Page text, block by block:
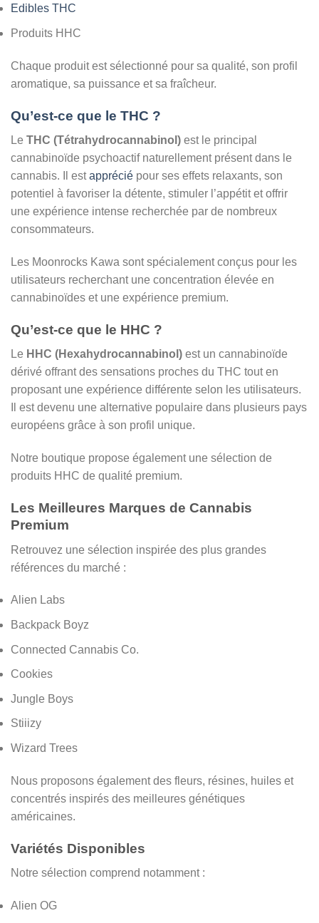
Edibles THC
Produits HHC
Chaque produit est sélectionné pour sa qualité, son profil
aromatique, sa puissance et sa fraîcheur.
Qu’est-ce que le THC ?
Le THC (Tétrahydrocannabinol) est le principal
cannabinoïde psychoactif naturellement présent dans le
cannabis. Il estapprécié pour ses effets relaxants, son
potentiel à favoriser la détente, stimuler l’appétit et offrir
une expérience intense recherchée par de nombreux
consommateurs.
Les Moonrocks Kawa sont spécialement conçus pour les
utilisateurs recherchant une concentration élevée en
cannabinoïdes et une expérience premium.
Qu’est-ce que le HHC ?
Le HHC (Hexahydrocannabinol) est un cannabinoïde
dérivé offrant des sensations proches du THC tout en
proposant une expérience différente selon les utilisateurs.
Il est devenu une alternative populaire dans plusieurs pays
européens grâce à son profil unique.
Notre boutique propose également une sélection de
produits HHC de qualité premium.
Les Meilleures Marques de Cannabis
Premium
Retrouvez une sélection inspirée des plus grandes
références du marché :
Alien Labs
Backpack Boyz
Connected Cannabis Co.
Cookies
Jungle Boys
Stiiizy
Wizard Trees
Nous proposons également des fleurs, résines, huiles et
concentrés inspirés des meilleures génétiques
américaines.
Variétés Disponibles
Notre sélection comprend notamment :
Alien OG